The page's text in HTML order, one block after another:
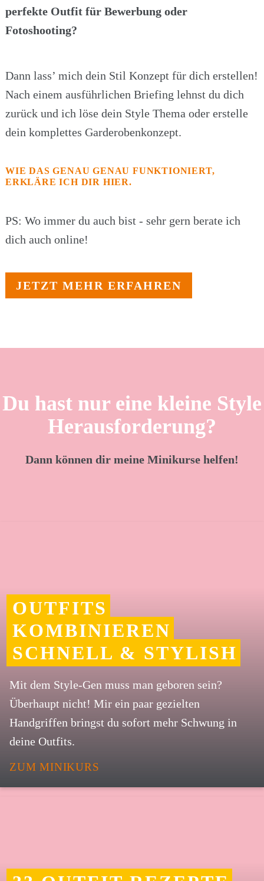
perfekte Outfit für Bewerbung oder
Fotoshooting?
Dann lass’ mich dein Stil Konzept für dich erstellen!
Nach einem ausführlichen Briefing lehnst du dich
zurück und ich löse dein Style Thema oder erstelle
dein komplettes Garderobenkonzept.
WIE DAS GENAU GENAU FUNKTIONIERT,
ERKLÄRE ICH DIR HIER.
PS: Wo immer du auch bist - sehr gern berate ich
dich auch online!
JETZT MEHR ERFAHREN
Du hast nur eine kleine Style
Herausforderung?
Dann können dir meine Minikurse helfen!
OUTFITS
KOMBINIEREN
SCHNELL & STYLISH
Mit dem Style-Gen muss man geboren sein?
Überhaupt nicht! Mir ein paar gezielten
Handgriffen bringst du sofort mehr Schwung in
deine Outfits.
ZUM MINIKURS